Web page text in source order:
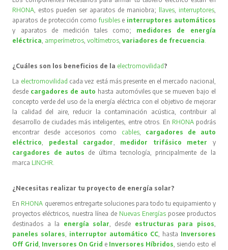
RHONA, estos pueden ser aparatos de maniobra; llaves, interruptores,
aparatos de protección comofusibles e interruptores automáticos
y aparatos de medición tales como; medidores de energía
eléctrica, amperímetros,voltímetros,variadores de frecuencia.
¿Cuáles son los beneficios de la electromovilidad ?
La electromovilidad cada vez está más presente en el mercado nacional,
desde cargadores de auto hasta automóviles que se mueven bajo el
concepto verde del uso de la energía eléctrica con el objetivo de mejorar
la calidad del aire, reducir la contaminación acústica, contribuir al
desarrollo de ciudades más inteligentes, entre otros. En RHONA podrás
encontrar desde accesorios como cables, cargadores de auto
eléctrico, pedestal cargador, medidor trifásico meter
y
cargadores de autos de última tecnología, principalmente de la
marca LINCHR.
¿Necesitas realizar tu proyecto de energía solar?
En RHONA queremos entregarte soluciones para todo tu equipamiento y
proyectos eléctricos, nuestra línea de Nuevas Energíasposee productos
destinados a la energía solar, desde estructuras para pisos,
paneles solares, interruptor automático CC, hasta Inversores
Off Grid, Inversores On Grid e Inversores Híbridos, siendo esto el